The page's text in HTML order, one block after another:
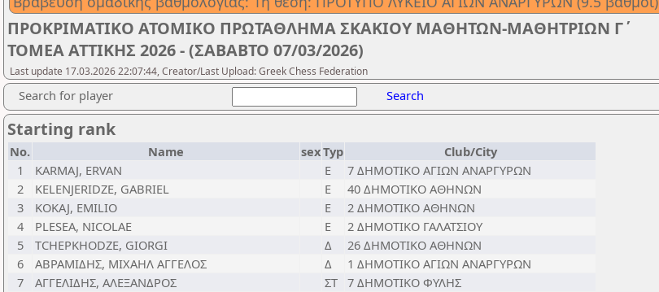
ΠΡΟΚΡΙΜΑΤΙΚΟ ΑΤΟΜΙΚΟ ΠΡΩΤΑΘΛΗΜΑ ΣΚΑΚΙΟΥ ΜΑΘΗΤΩΝ-ΜΑΘΗΤΡΙΩΝ Γ΄
ΤΟΜΕΑ ΑΤΤΙΚΗΣ 2026 - (ΣΑΒΑΒΤΟ 07/03/2026)
Last update 17.03.2026 22:07:44, Creator/Last Upload: Greek Chess Federation
Search for player Search
Starting rank
No. Name sexTyp
Club/City
1
KARMAJ, ERVAN Ε
7 ΔΗΜΟΤΙΚΟ ΑΓΙΩΝ ΑΝΑΡΓΥΡΩΝ
2
KELENJERIDZE, GABRIEL Ε
40 ΔΗΜΟΤΙΚΟ ΑΘΗΝΩΝ
3
KOKAJ, EMILIO Ε
2 ΔΗΜΟΤΙΚΟ ΑΘΗΝΩΝ
4
PLESEA, NICOLAE Ε
2 ΔΗΜΟΤΙΚΟ ΓΑΛΑΤΣΙΟΥ
5
TCHEPKHODZE, GIORGI Δ
26 ΔΗΜΟΤΙΚΟ ΑΘΗΝΩΝ
6
ΑΒΡΑΜΙΔΗΣ, ΜΙΧΑΗΛ ΑΓΓΕΛΟΣ Δ
1 ΔΗΜΟΤΙΚΟ ΑΓΙΩΝ ΑΝΑΡΓΥΡΩΝ
7
ΑΓΓΕΛΙΔΗΣ, ΑΛΕΞΑΝΔΡΟΣ ΣΤ 7 ΔΗΜΟΤΙΚΟ ΦΥΛΗΣ